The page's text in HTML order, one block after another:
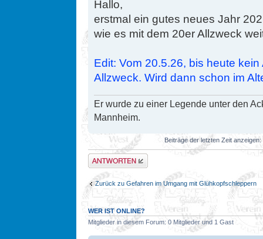
Hallo,
erstmal ein gutes neues Jahr
wie es mit dem 20er Allzweck
Edit: Vom 20.5.26, bis heute
Allzweck. Wird dann schon im
Er wurde zu einer Legende unter den
Mannheim.
Beiträge der letzten Zeit anzeigen:
Antwort erstellen
Zurück zu Gefahren im Umgang mit Glühkopfschleppern
WER IST ONLINE?
Mitglieder in diesem Forum: 0 Mitglieder und 1 Gast